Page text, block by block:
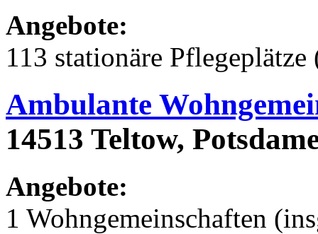
Angebote:
113 stationäre
Ambulante
14513 Teltow,
Angebote:
1 Wohngemeinschaften